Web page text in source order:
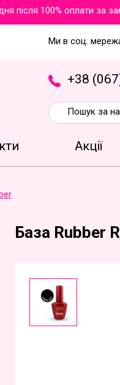
100% оплати за
Ми в соц.
+38 (067
Акції
База Rubber